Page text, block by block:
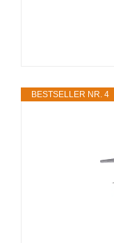
BESTSELLER NR. 4